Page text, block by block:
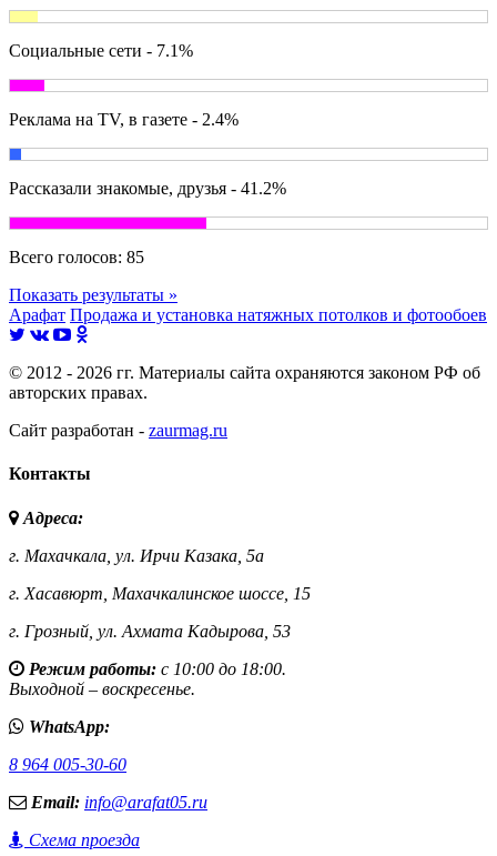
Социальные сети - 7.1%
Реклама на TV, в газете - 2.4%
Рассказали знакомые, друзья - 41.2%
Всего голосов: 85
Показать результаты »
Арафат Продажа и установка натяжных потолков и фотообоев
© 2012 - 2026 гг. Материалы сайта охраняются законом РФ об
авторских правах.
Сайт разработан - zaurmag.ru
Контакты
Адреса:
г. Махачкала, ул. Ирчи Казака, 5а
г. Хасавюрт, Махачкалинское шоссе, 15
г. Грозный, ул. Ахмата Кадырова, 53
Режим работы: с 10:00 до 18:00.
Выходной – воскресенье.
WhatsApp:
8 964 005-30-60
Email: info@arafat05.ru
Схема проезда